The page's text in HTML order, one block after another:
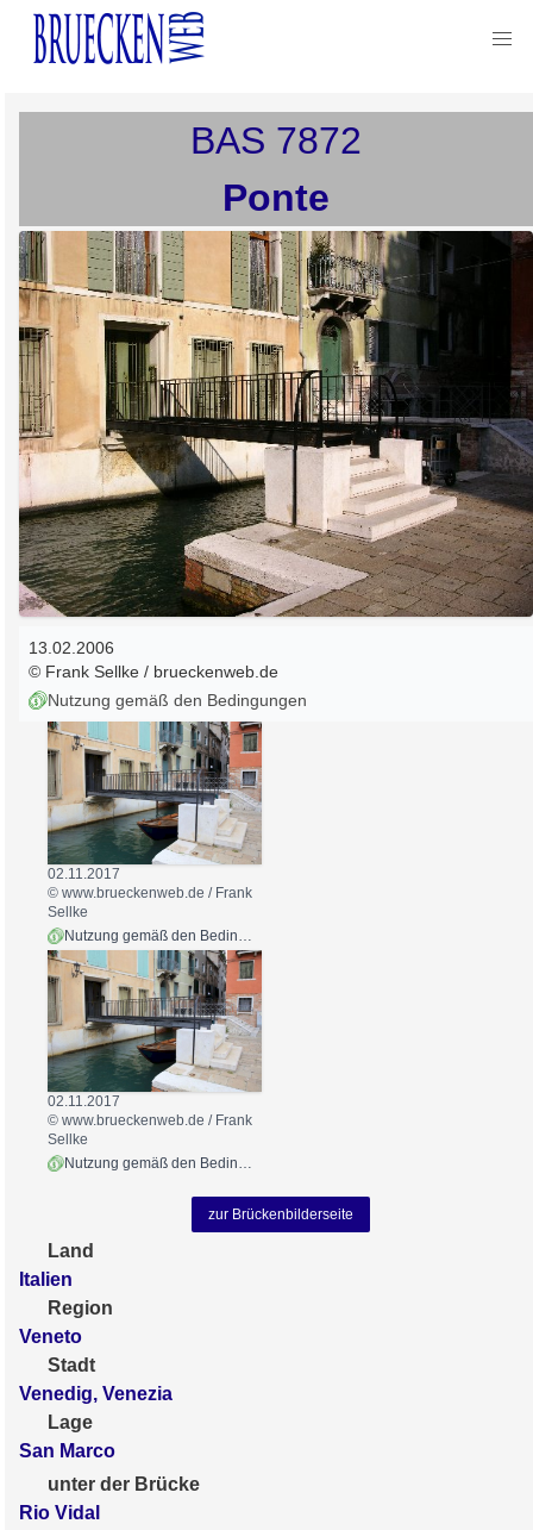
BAS 7872
Ponte
13.02.2006
© Frank Sellke / brueckenweb.de
Nutzung gemäß den Bedingungen
02.11.2017
© www.brueckenweb.de / Frank
Sellke
02.11.2017
© www.brueckenweb.de / Frank
Sellke
Nutzung gemäß den Bedingungen
zur Brückenbilderseite
Land
Italien
Region
Veneto
Stadt
Venedig, Venezia
Lage
San Marco
unter der Brücke
Rio Vidal